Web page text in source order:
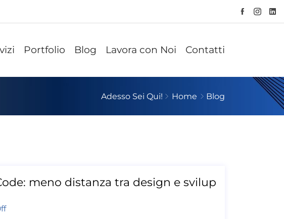
Portfolio Blog Lavora con Noi Contatti
Adesso Sei Qui! Home Blog
meno distanza tra design e svilup